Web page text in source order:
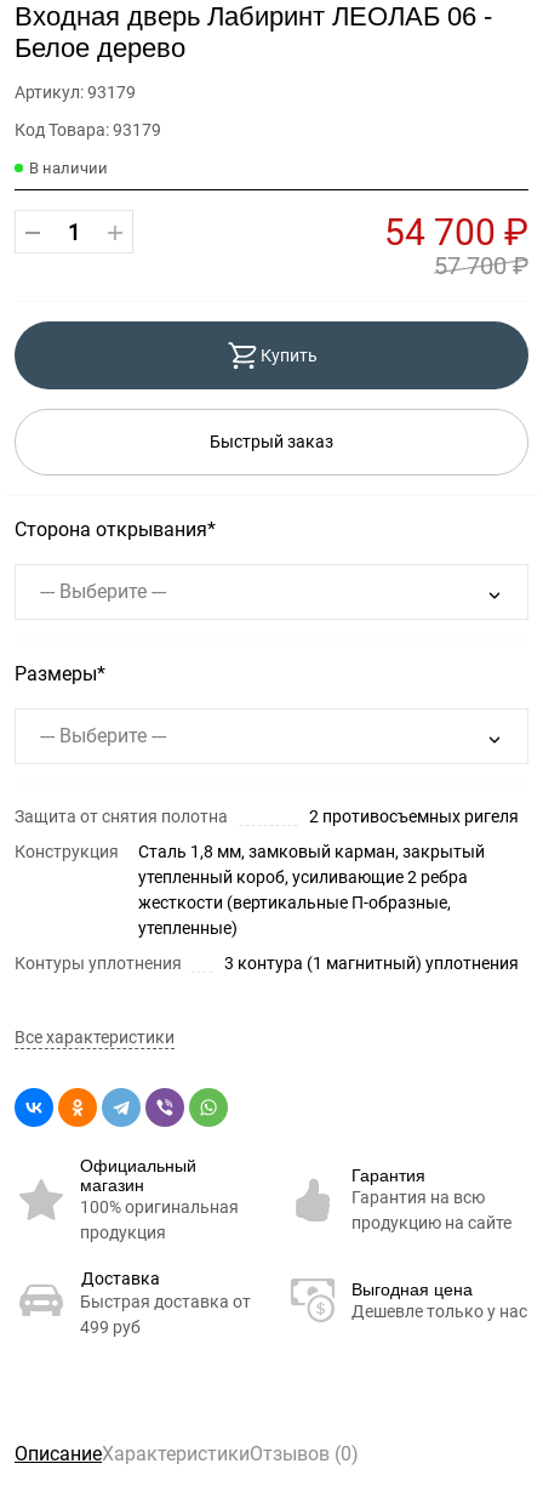
Входная дверь Лабиринт ЛЕОЛАБ 06 -
Белое дерево
Артикул: 93179
Код Товара: 93179
В наличии
54 700 ₽
57 700 ₽
Купить
Быстрый заказ
Сторона открывания
--- Выберите ---
Размеры
--- Выберите ---
Защита от снятия полотна
2 противосъемных ригеля
Конструкция
Сталь 1,8 мм, замковый карман, закрытый
утепленный короб, усиливающие 2 ребра
жесткости (вертикальные П-образные,
утепленные)
Контуры уплотнения
3 контура (1 магнитный) уплотнения
Все характеристики
Официальный
магазин
100% оригинальная
продукция
Гарантия
Гарантия на всю
продукцию на сайте
Доставка
Быстрая доставка от
499 руб
Выгодная цена
Дешевле только у нас
ОписаниеХарактеристикиОтзывов (0)